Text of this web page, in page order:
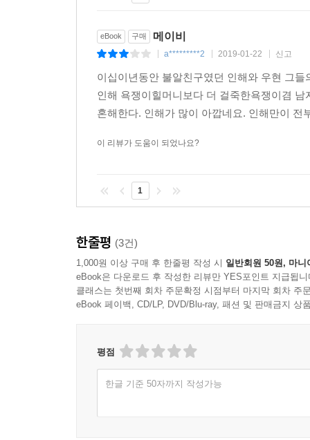
eBook 구매 메이비
a*********2 2019-01-22 신고
이십이년동안 불알친구였던 인해와 우현 그
인해 욕쟁이힐머니보다 더 걸죽한욕쟁이겸
혼해한다. 인해가 많이 아깝네요. 인해만이
이 리뷰가 도움이 되었나요?
1
한줄평 (3건)
1,000원 이상 구매 후 한줄평 작성 시 일반회원 50원, 마니
eBook은 다운로드 후 작성한 리뷰만 YES포인트 지급됩니
클래스는 첫번째 회차 주문확정 시점부터 마지막 회차 주
eBook 페이백, CD/LP, DVD/Blu-ray, 패션 및 판매금지 상
평점
한글 기준 50자까지 작성가능